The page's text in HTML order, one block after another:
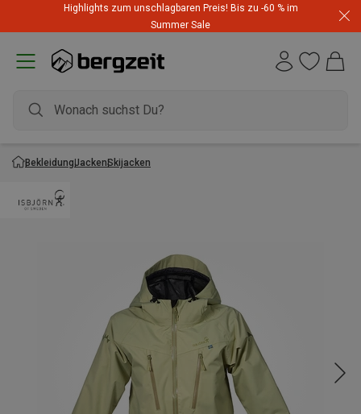
Highlights zum unschlagbaren Preis! Bis zu -60 % im
Summer Sale
BekleidungJackenSkijacken